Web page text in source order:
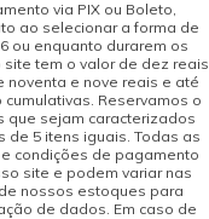
via PIX ou Boleto,
ao selecionar a forma de
ou enquanto durarem os
tem o valor de dez reais
noventa e nove reais e até
Reservamos o
que sejam caracterizados
de 5 itens iguais. Todas as
condições de pagamento
site e podem variar nas
nossos estoques para
de dados. Em caso de